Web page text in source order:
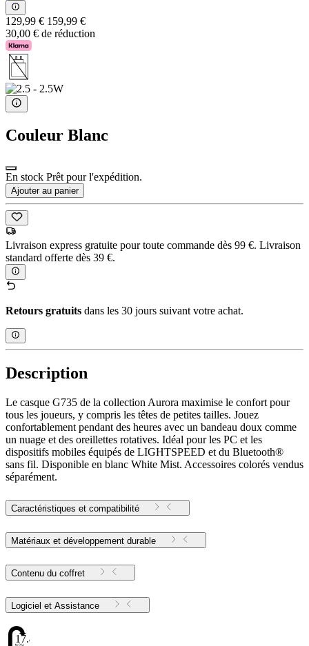
129,99 € 159,99 €
30,00 € de réduction
Couleur Blanc
En stock Prêt pour l'expédition.
Ajouter au panier
Livraison express gratuite pour toute commande dès 99 €. Livraison
standard offerte dès 39 €.
Retours gratuits dans les 30 jours suivant votre achat.
Description
Le casque G735 de la collection Aurora maximise le confort pour
tous les joueurs, y compris les têtes de petites tailles. Jouez
confortablement pendant des heures avec un bandeau doux comme
un nuage et des oreillettes rotatives. Idéal pour les PC et les
dispositifs mobiles équipés de LIGHTSPEED et du Bluetooth®
sans fil. Disponible en blanc White Mist. Accessoires colorés vendus
séparément.
Caractéristiques et compatibilité
Matériaux et développement durable
Contenu du coffret
Logiciel et Assistance
17.43